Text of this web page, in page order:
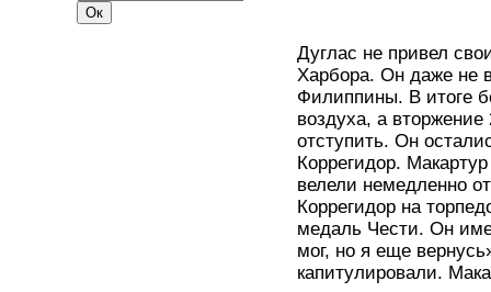
Дуглас не привел
Харбора. Он даже не
Филиппины. В итоге
воздуха, а
отступить. Он
Коррегидор.
велели немедленно
Коррегидор на
медаль Чести. Он
мог, но я еще
капитулировали.